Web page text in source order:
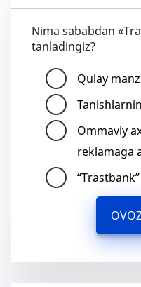
Nima sababdan
tanladingiz?
Qulay
Ommaviy
reklamaga